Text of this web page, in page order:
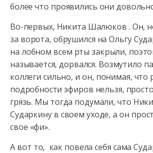
более что проявились они
Во-первых, Никита Шалюков . Он,
за ворота, обрушился на Ольгу
на лобном всем рты закрыли,
называется, дорвался. Возмутило
коллеги сильно, и он, понимая, что
подробности эфиров нельзя,
грязь. Мы тогда подумали, что
Сударкину в своем уходе, а он
свое «фи».
А вот то, как повела себя сама